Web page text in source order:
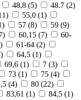
48,8 (5) 48.7 (2)
) 55,0 (1)
) 57 (8) 59 (9)
) 60,15 (7)
60-
) 61-64 (2)
) 64,5 (1)
69,6 (1) 7 (3)
73 (1) 75 (4)
(4) 80 (22)
83,61 (1) 84,5 (1)